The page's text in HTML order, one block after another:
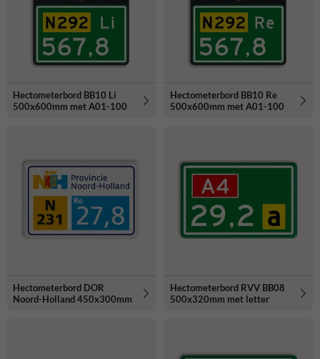
Hectometerbord BB10 Li
500x600mm met A01-100
Hectometerbord BB10 Re
500x600mm met A01-100
Hectometerbord DOR
Noord-Holland 450x300mm
Hectometerbord RVV BB08
500x320mm met letter